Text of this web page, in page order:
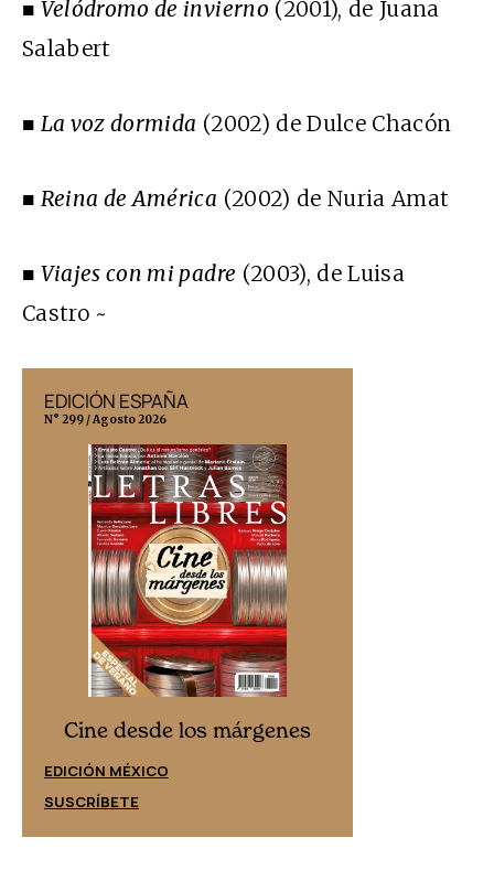
■ Velódromo de invierno (2001), de Juana
Salabert
■ La voz dormida (2002) de Dulce Chacón
■ Reina de América (2002) de Nuria Amat
■ Viajes con mi padre (2003), de Luisa
Castro ~
EDICIÓN ESPAÑA
N° 299 / Agosto 2026
Cine desde los márgenes
EDICIÓN MÉXICO
SUSCRÍBETE